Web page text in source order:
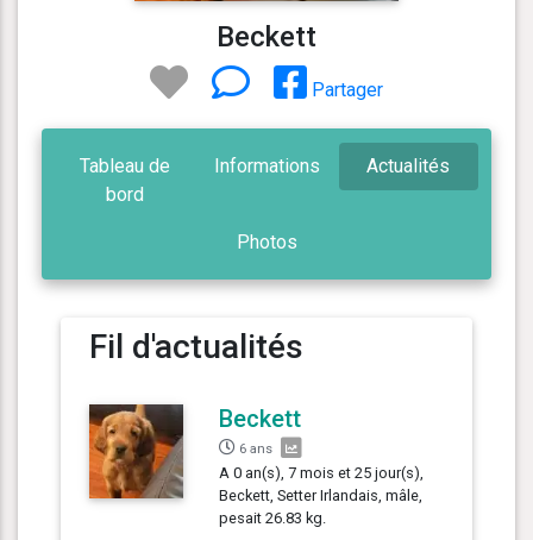
Beckett
Partager
Tableau de
bord
Informations Actualités
Photos
Fil d'actualités
Beckett
6 ans
A 0 an(s), 7 mois et 25 jour(s),
Beckett, Setter Irlandais, mâle,
pesait 26.83 kg.